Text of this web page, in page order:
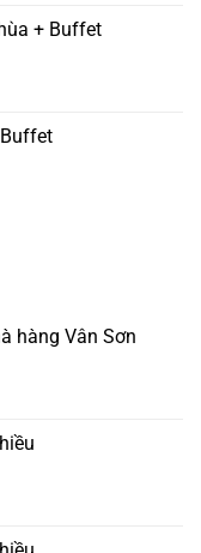
+ Buffet
hàng Vân Sơn